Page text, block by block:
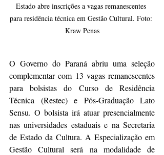
Estado abre inscrições a vagas remanescentes
para residência técnica em Gestão Cultural. Foto:
Kraw Penas
O Governo do Paraná abriu uma seleção
complementar com 13 vagas remanescentes
para bolsistas do Curso de Residência
Técnica (Restec) e Pós-Graduação Lato
Sensu. O bolsista irá atuar presencialmente
nas universidades estaduais e na Secretaria
de Estado da Cultura. A Especialização em
Gestão Cultural será na modalidade de